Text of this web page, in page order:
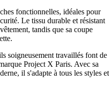
fonctionnelles, idéales pour
Le tissu durable et résistant
tandis que sa coupe
soigneusement travaillés font de
Project X Paris. Avec sa
il s'adapte à tous les styles et